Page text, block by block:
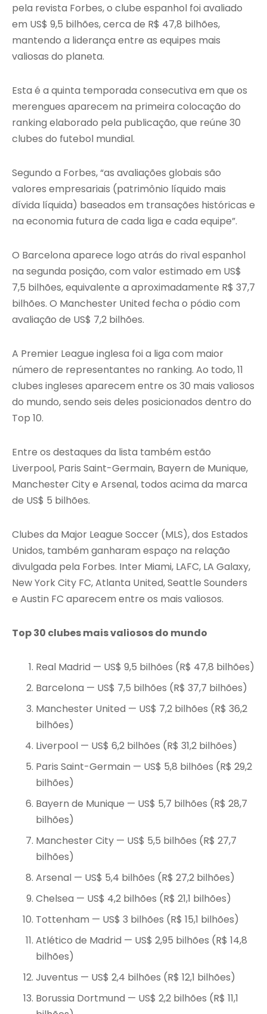
pela revista Forbes, o clube espanhol foi avaliado
em US$ 9,5 bilhões, cerca de R$ 47,8 bilhões,
mantendo a liderança entre as equipes mais
valiosas do planeta.
Esta é a quinta temporada consecutiva em que os
merengues aparecem na primeira colocação do
ranking elaborado pela publicação, que reúne 30
clubes do futebol mundial.
Segundo a Forbes, “as avaliações globais são
valores empresariais (patrimônio líquido mais
dívida líquida) baseados em transações históricas e
na economia futura de cada liga e cada equipe”.
O Barcelona aparece logo atrás do rival espanhol
na segunda posição, com valor estimado em US$
7,5 bilhões, equivalente a aproximadamente R$ 37,7
bilhões. O Manchester United fecha o pódio com
avaliação de US$ 7,2 bilhões.
A Premier League inglesa foi a liga com maior
número de representantes no ranking. Ao todo, 11
clubes ingleses aparecem entre os 30 mais valiosos
do mundo, sendo seis deles posicionados dentro do
Top 10.
Entre os destaques da lista também estão
Liverpool, Paris Saint-Germain, Bayern de Munique,
Manchester City e Arsenal, todos acima da marca
de US$ 5 bilhões.
Clubes da Major League Soccer (MLS), dos Estados
Unidos, também ganharam espaço na relação
divulgada pela Forbes. Inter Miami, LAFC, LA Galaxy,
New York City FC, Atlanta United, Seattle Sounders
e Austin FC aparecem entre os mais valiosos.
Top 30 clubes mais valiosos do mundo
Real Madrid — US$ 9,5 bilhões (R$ 47,8 bilhões)
Barcelona — US$ 7,5 bilhões (R$ 37,7 bilhões)
Manchester United — US$ 7,2 bilhões (R$ 36,2
bilhões)
Liverpool — US$ 6,2 bilhões (R$ 31,2 bilhões)
Paris Saint-Germain — US$ 5,8 bilhões (R$ 29,2
bilhões)
Bayern de Munique — US$ 5,7 bilhões (R$ 28,7
bilhões)
Manchester City — US$ 5,5 bilhões (R$ 27,7
bilhões)
Arsenal — US$ 5,4 bilhões (R$ 27,2 bilhões)
Chelsea — US$ 4,2 bilhões (R$ 21,1 bilhões)
Tottenham — US$ 3 bilhões (R$ 15,1 bilhões)
Atlético de Madrid — US$ 2,95 bilhões (R$ 14,8
bilhões)
Juventus — US$ 2,4 bilhões (R$ 12,1 bilhões)
Borussia Dortmund — US$ 2,2 bilhões (R$ 11,1